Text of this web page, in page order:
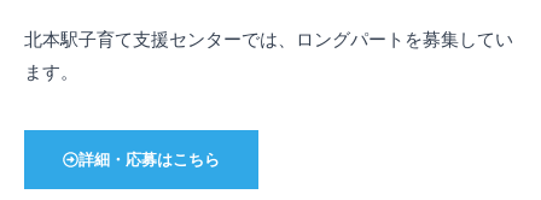
北本駅子育て支援センターでは、ロングパートを募集してい
ます。
詳細・応募はこちら